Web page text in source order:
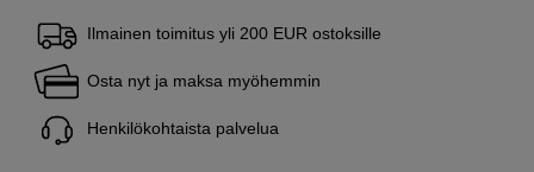
Ilmainen toimitus yli 200 EUR ostoksille
Osta nyt ja maksa myöhemmin
Henkilökohtaista palvelua